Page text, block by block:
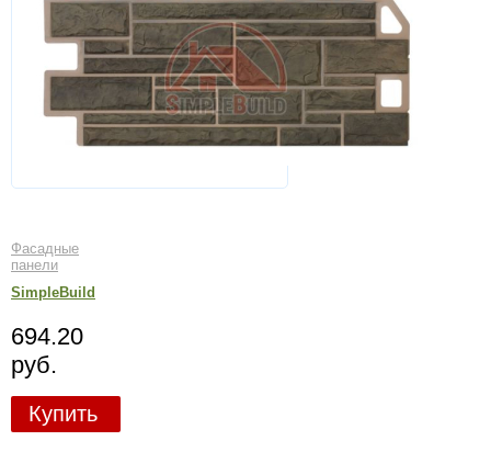
Фасадные
панели
SimpleBuild
694.20
руб.
Купить